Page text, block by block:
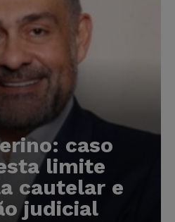
caso
limite
cautelar e
judicial